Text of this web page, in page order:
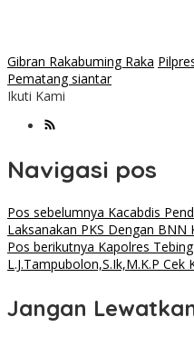
Gibran Rakabuming Raka
Pematang siantar
Ikuti Kami
Navigasi pos
Pos sebelumnya Kacabdis
Laksanakan PKS Dengan BNN
Pos berikutnya Kapolres
L.J.Tampubolon,S.Ik,M.K.P
Jangan